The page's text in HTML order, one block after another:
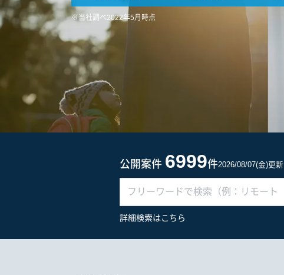
※当社調べ2022年5月時点
公開案件 6999件2026/08/07(金)更新
詳細検索はこちら